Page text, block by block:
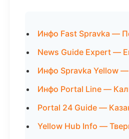
Инфо Fast Spravka —
News Guide Expert —
Инфо Spravka Yellow
Инфо Portal Line —
Portal 24 Guide —
Yellow Hub Info —